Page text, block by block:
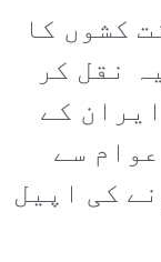
کشوں کا
نقل کر
کے
سے
کی اپیل